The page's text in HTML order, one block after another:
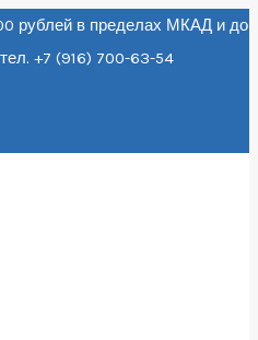
рублей в пределах МКАД и до
тел. +7 (916) 700-63-54